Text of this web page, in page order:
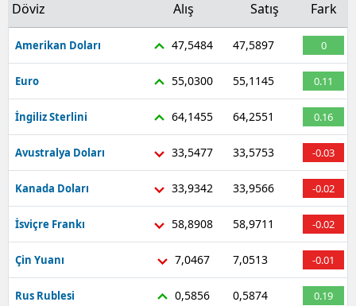
Döviz Alış Satış Fark
Amerikan Doları 47,5484 47,5897 0
Euro 55,0300 55,1145 0.11
İngiliz Sterlini 64,1455 64,2551 0.16
Avustralya Doları 33,5477 33,5753 -0.03
Kanada Doları 33,9342 33,9566 -0.02
İsviçre Frankı 58,8908 58,9711 -0.02
Çin Yuanı 7,0467 7,0513 -0.01
Rus Rublesi 0,5856 0,5874 0.19